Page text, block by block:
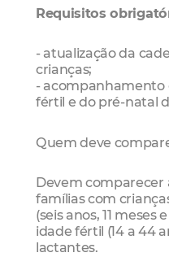
Requisitos
- atualização da
crianças;
- acompanhamento
fértil e do pré-natal
Quem deve
Devem comparecer
famílias com
(seis anos, 11 meses
idade fértil (14 a 44
lactantes.